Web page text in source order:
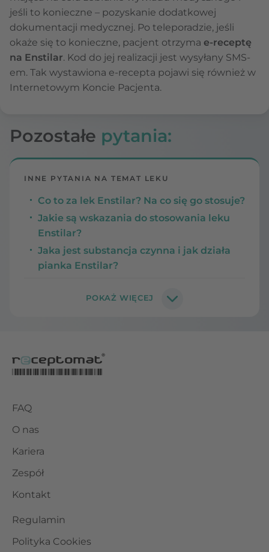
jeśli to konieczne – pozyskanie dodatkowej
dokumentacji medycznej. Po teleporadzie, jeśli
okaże się to konieczne, pacjent otrzyma e-receptę
na Enstilar. Kod do jej realizacji jest wysyłany SMS-
em. Tak wystawiona e-recepta pojawi się również w
Internetowym Koncie Pacjenta.
Pozostałe pytania:
INNE PYTANIA NA TEMAT LEKU
Co to za lek Enstilar? Na co się go stosuje?
Jakie są wskazania do stosowania leku
Enstilar?
Jaka jest substancja czynna i jak działa
pianka Enstilar?
FAQ
O nas
Kariera
Zespół
Kontakt
Regulamin
Polityka Cookies